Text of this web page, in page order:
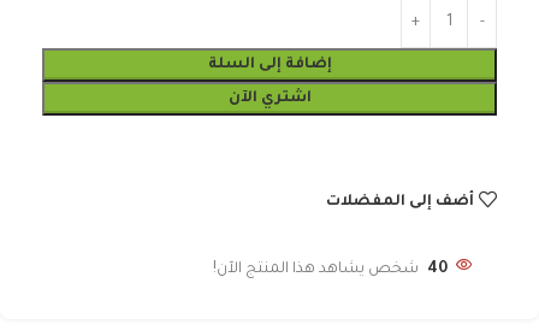
إضافة إلى السلة
اشتري الآن
أضف إلى المفضلات
40 شخص يشاهد هذا المنتج الآن!